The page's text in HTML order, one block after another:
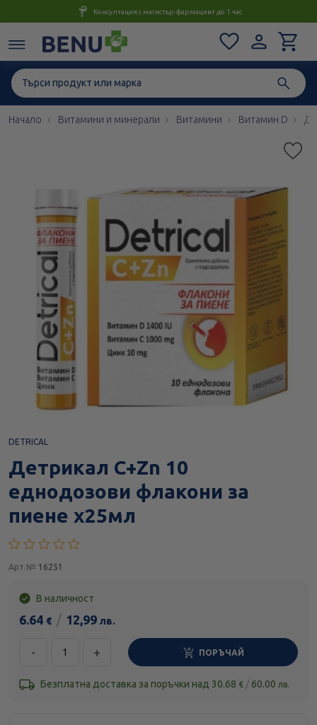
Консултация с магистър-фармацевт до 1 час
Начало Витамини и минерали Витамини Витамин D
DETRICAL
Детрикал C+Zn 10
еднодозови флакони за
пиене х25мл
Арт.№ 16251
В наличност
6.64 € / 12,99 лв.
- + ПОРЪЧАЙ
Безплатна доставка за поръчки над 30.68 € / 60.00 лв.